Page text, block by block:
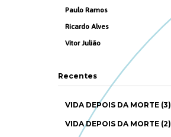
Paulo Ramos
Ricardo Alves
Vítor Julião
Recentes
VIDA DEPOIS DA MORTE (3)
VIDA DEPOIS DA MORTE (2)